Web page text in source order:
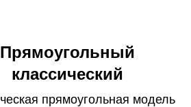
Прямоугольный
классический
прямоугольная модель